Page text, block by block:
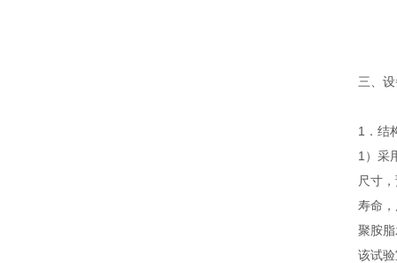
三、
1．结
1）采
尺寸
寿命
聚胺
该试